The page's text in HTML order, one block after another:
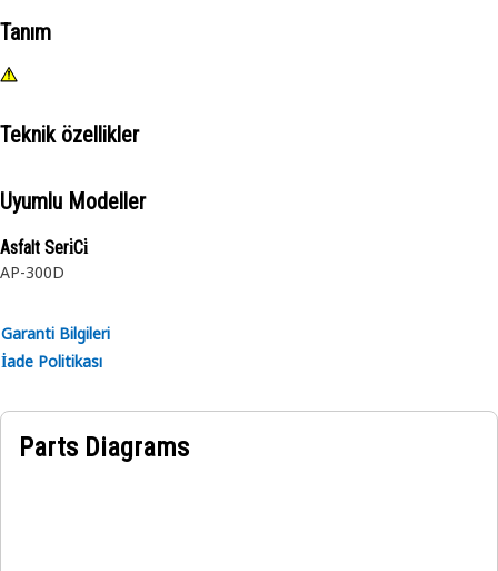
Tanım
Teknik özellikler
Uyumlu Modeller
Asfalt Seri̇Ci̇
AP-300D
Garanti Bilgileri
İade Politikası
Parts Diagrams